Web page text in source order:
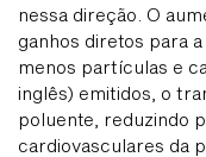
nessa direção. O
ganhos diretos para
menos partículas e
inglês) emitidos, o
poluente, reduzindo
cardiovasculares da